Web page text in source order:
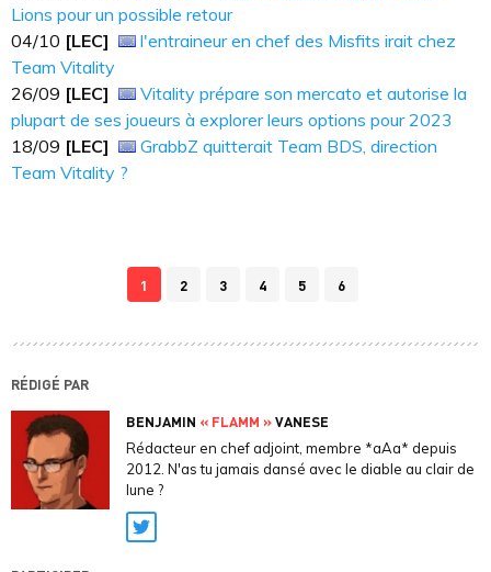
Lions pour un possible retour
04/10 [LEC]
l'entraineur en chef des Misfits irait chez
Team Vitality
26/09 [LEC]
Vitality prépare son mercato et autorise la
plupart de ses joueurs à explorer leurs options pour 2023
18/09 [LEC]
GrabbZ quitterait Team BDS, direction
Team Vitality ?
1 2 3 4 5 6
RÉDIGÉ PAR
BENJAMIN « FLAMM »VANESE
Rédacteur en chef adjoint, membre *aAa* depuis
2012. N'as tu jamais dansé avec le diable au clair de
lune ?
Twitter